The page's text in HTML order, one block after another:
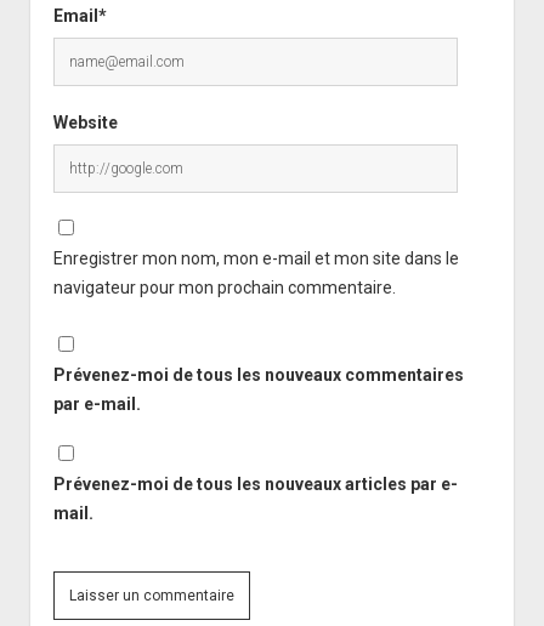
Email*
Website
Enregistrer mon nom, mon e-mail et mon site dans le
navigateur pour mon prochain commentaire.
Prévenez-moi de tous les nouveaux commentaires
par e-mail.
Prévenez-moi de tous les nouveaux articles par e-
mail.